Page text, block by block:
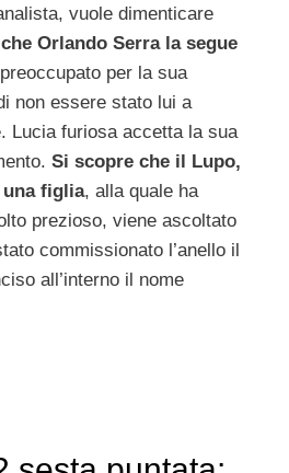
vuole dimenticare
Orlando Serra la segue
preoccupato per la sua
non essere stato lui a
Lucia furiosa accetta la sua
Si scopre che il Lupo,
una figlia, alla quale ha
prezioso, viene ascoltato
commissionato l’anello il
all’interno il nome